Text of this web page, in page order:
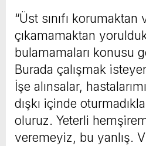
“Üst sınıfı
çıkamamaktan
bulamamaları konusu
Burada çalışmak
İşe alınsalar,
dışkı içinde
oluruz. Yeterli
veremeyiz, bu yanlış.